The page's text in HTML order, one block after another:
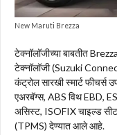
New Maruti Brezza
टेक्नॉलॉजीच्या बाबतीत
टेक्नॉलॉजी (Suzuki
कंट्रोल सारखी स्मार्ट फीचर्स
एअरबॅग्स, ABS विथ EBD,
असिस्ट, ISOFIX चाइल्ड सीट
(TPMS) देण्यात आले आहे.